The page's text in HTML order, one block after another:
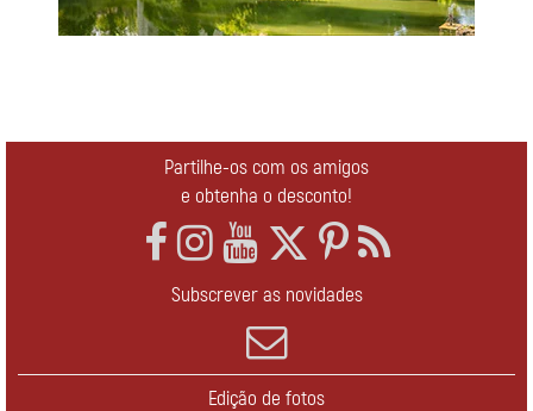
Partilhe-os com os amigos
e obtenha o desconto!
Subscrever as novidades
Edição de fotos